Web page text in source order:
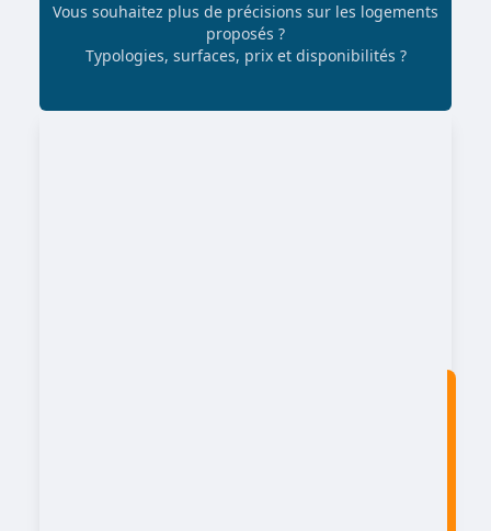
Vous souhaitez plus de précisions sur les logements
proposés ?
Typologies, surfaces, prix et disponibilités ?